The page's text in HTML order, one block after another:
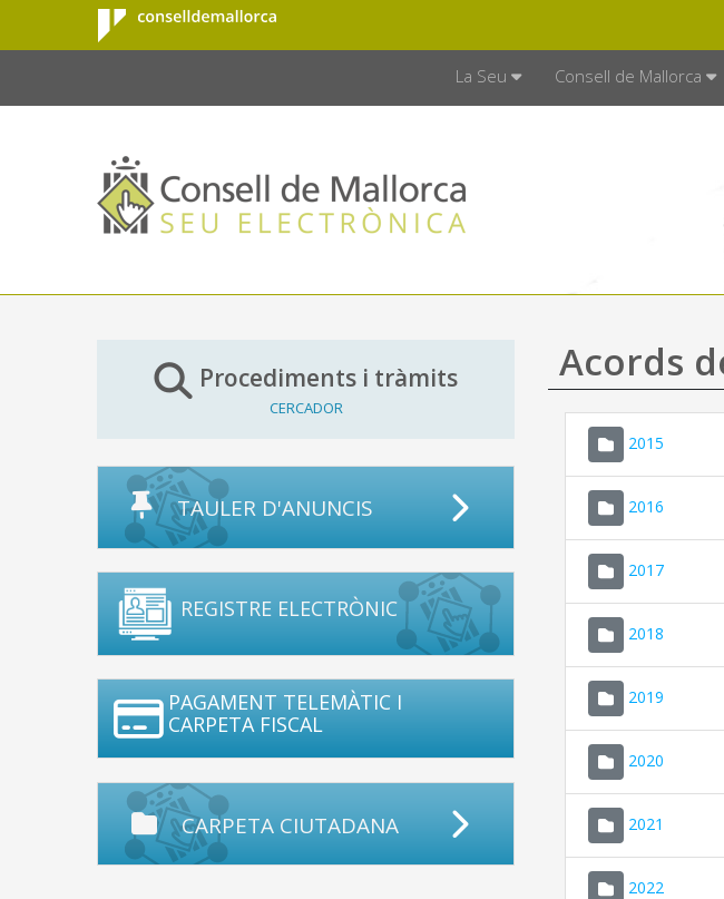
Salta al contingut principal
Consell de
Mallorca
La Seu Consell de Mallorca
Procediments i tràmits
CERCADOR
TAULER D'ANUNCIS
REGISTRE ELECTRÒNIC
PAGAMENT TELEMÀTIC I
CARPETA FISCAL
CARPETA CIUTADANA
Acords
2015
2016
2017
2018
2019
2020
2021
2022